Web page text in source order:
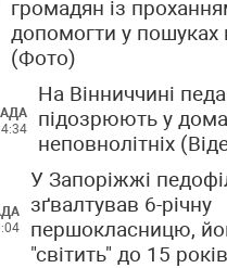
громадян із
допомогти у пошуках
(Фото)
На Вінниччині
підозрюють у
неповнолітніх
У Запоріжжі
зґвалтував 6-річну
першокласницю,
"світить" до 15 років